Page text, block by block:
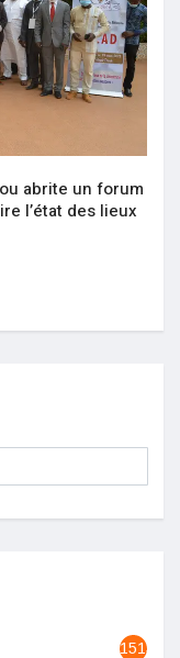
abrite un forum
l’état des lieux
1513